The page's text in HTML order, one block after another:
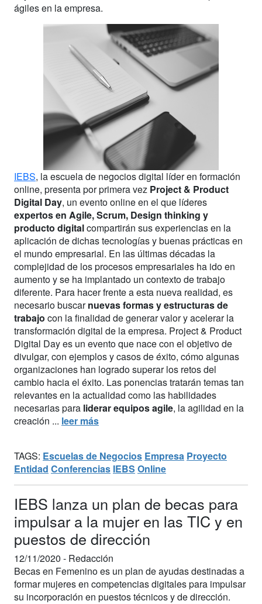
ágiles en la empresa.
IEBS, la escuela de negocios digital líder en formación
online, presenta por primera vez Project & Product
Digital Day, un evento online en el que líderes
expertos en Agile, Scrum, Design thinking y
producto digitalcompartirán sus experiencias en la
aplicación de dichas tecnologías y buenas prácticas en
el mundo empresarial. En las últimas décadas la
complejidad de los procesos empresariales ha ido en
aumento y se ha implantado un contexto de trabajo
diferente. Para hacer frente a esta nueva realidad, es
necesario buscarnuevas formas y estructuras de
trabajo con la finalidad de generar valor y acelerar la
transformación digital de la empresa. Project & Product
Digital Day es un evento que nace con el objetivo de
divulgar, con ejemplos y casos de éxito, cómo algunas
organizaciones han logrado superar los retos del
cambio hacia el éxito. Las ponencias tratarán temas tan
relevantes en la actualidad como las habilidades
necesarias para liderar equipos agile, la agilidad en la
creación ... leer más
TAGS: Escuelas de Negocios Empresa Proyecto
Entidad Conferencias IEBS Online
IEBS lanza un plan de becas para
impulsar a la mujer en las TIC y en
puestos de dirección
12/11/2020 - Redacción
Becas en Femenino es un plan de ayudas destinadas a
formar mujeres en competencias digitales para impulsar
su incorporación en puestos técnicos y de dirección.